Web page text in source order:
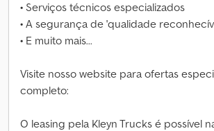
• Serviços técnicos especializados
• A segurança de 'qualidade
• E muito mais...
Visite nosso website para ofertas
completo:
O leasing pela Kleyn Trucks é possível